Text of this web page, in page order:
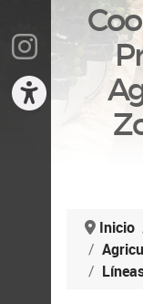
Inicio
Instragram